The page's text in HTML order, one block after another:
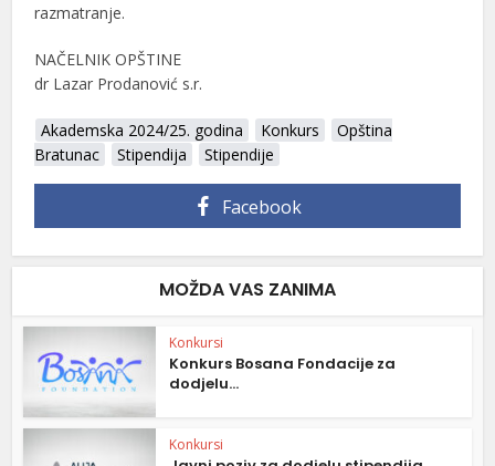
razmatranje.
NAČELNIK OPŠTINE
dr Lazar Prodanović s.r.
Akademska 2024/25. godina Konkurs
Opština
Bratunac
Stipendija Stipendije
Facebook
MOŽDA VAS ZANIMA
Konkursi
Konkurs Bosana Fondacije za
dodjelu...
Konkursi